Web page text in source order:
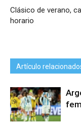
Clásico de verano,
horario
Artículo